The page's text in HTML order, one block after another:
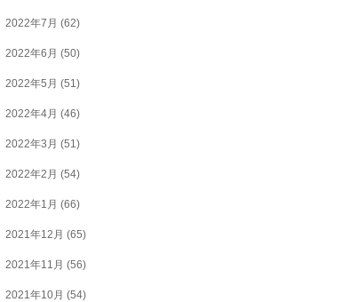
2022年7月 (62)
2022年6月 (50)
2022年5月 (51)
2022年4月 (46)
2022年3月 (51)
2022年2月 (54)
2022年1月 (66)
2021年12月 (65)
2021年11月 (56)
2021年10月 (54)